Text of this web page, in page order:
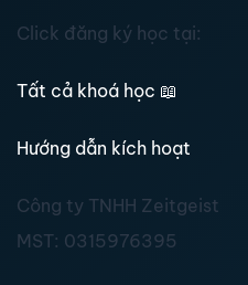
Click đăng ký học tại:
Tất cả khoá học 📖
Hướng dẫn kích hoạt
Công ty TNHH Zeitgeist
MST: 0315976395